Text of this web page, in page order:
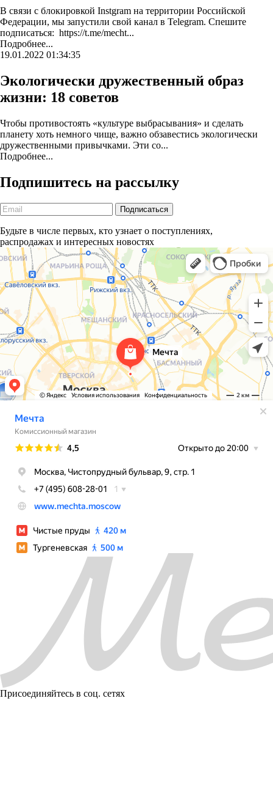
В связи с блокировкой Instgram на территории Российской
Федерации, мы запустили свой канал в Telegram. Спешите
подписаться: https://t.me/mecht...
Подробнее...
19.01.2022 01:34:35
Экологически дружественный образ
жизни: 18 советов
Чтобы противостоять «культуре выбрасывания» и сделать
планету хоть немного чище, важно обзавестись экологически
дружественными привычками. Эти со...
Подробнее...
Подпишитесь на рассылку
Будьте в числе первых, кто узнает о поступлениях,
распродажах и интересных новостях
Присоединяйтесь в соц. сетях